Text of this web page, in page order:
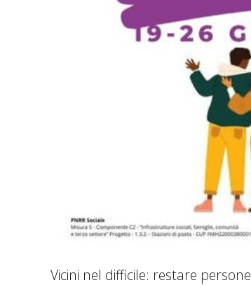
Vicini nel difficile: restare persone